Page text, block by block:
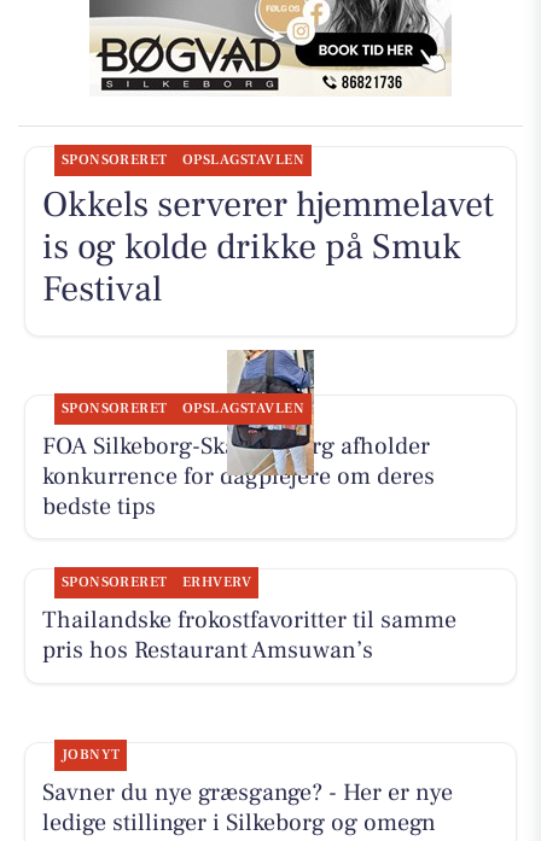
SPONSORERET OPSLAGSTAVLEN
Okkels serverer hjemmelavet
is og kolde drikke på Smuk
Festival
SPONSORERET OPSLAGSTAVLEN
FOA Silkeborg-Skanderborg afholder
konkurrence for dagplejere om deres
bedste tips
SPONSORERET ERHVERV
Thailandske frokostfavoritter til samme
pris hos Restaurant Amsuwan’s
JOBNYT
Savner du nye græsgange? - Her er nye
ledige stillinger i Silkeborg og omegn